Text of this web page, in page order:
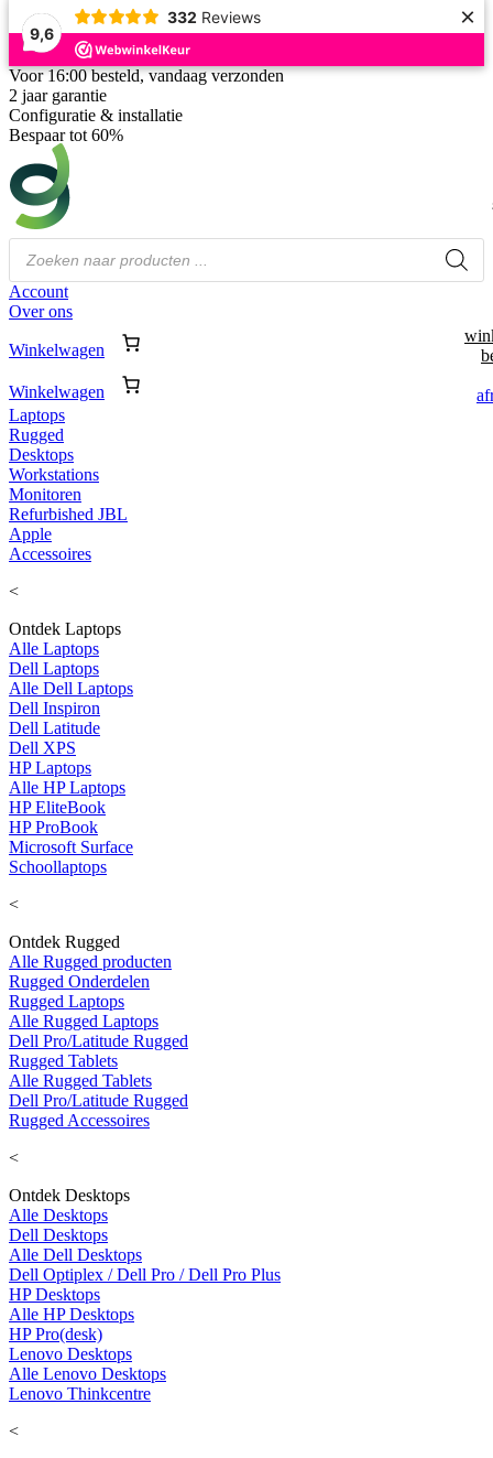
9,6
332 Reviews ×
Voor 16:00 besteld, vandaag verzonden
2 jaar garantie
Configuratie & installatie
Bespaar tot 60%
Producten
zoeken
Account
Over ons
Winkelwagen
Winkelwagen
Laptops
Rugged
Desktops
Workstations
Monitoren
Refurbished JBL
Apple
Accessoires
<
Ontdek Laptops
Alle Laptops
Dell Laptops
Alle Dell Laptops
Dell Inspiron
Dell Latitude
Dell XPS
HP Laptops
Alle HP Laptops
HP EliteBook
HP ProBook
Microsoft Surface
Schoollaptops
<
Ontdek Rugged
Alle Rugged producten
Rugged Onderdelen
Rugged Laptops
Alle Rugged Laptops
Dell Pro/Latitude Rugged
Rugged Tablets
Alle Rugged Tablets
Dell Pro/Latitude Rugged
Rugged Accessoires
<
Ontdek Desktops
Alle Desktops
Dell Desktops
Alle Dell Desktops
Dell Optiplex / Dell Pro / Dell Pro Plus
HP Desktops
Alle HP Desktops
HP Pro(desk)
Lenovo Desktops
Alle Lenovo Desktops
Lenovo Thinkcentre
<